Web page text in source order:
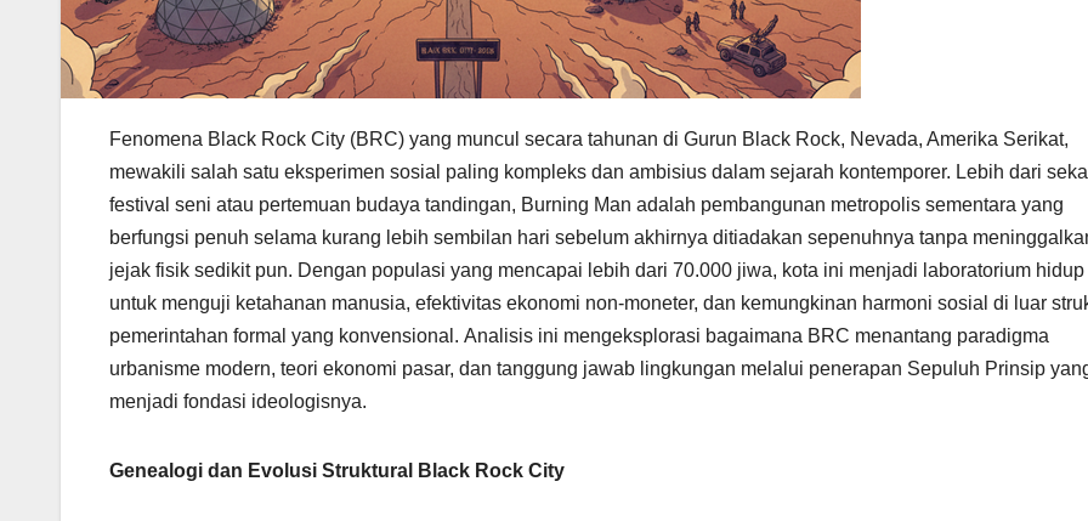
Fenomena Black Rock City (BRC) yang muncul secara tahunan di Gurun Black Rock, Nevada, Amerika Serikat,
mewakili salah satu eksperimen sosial paling kompleks dan ambisius dalam sejarah kontemporer. Lebih dari
festival seni atau pertemuan budaya tandingan, Burning Man adalah pembangunan metropolis sementara yang
berfungsi penuh selama kurang lebih sembilan hari sebelum akhirnya ditiadakan sepenuhnya tanpa
jejak fisik sedikit pun. Dengan populasi yang mencapai lebih dari 70.000 jiwa, kota ini menjadi laboratorium hidup
untuk menguji ketahanan manusia, efektivitas ekonomi non-moneter, dan kemungkinan harmoni sosial di luar
pemerintahan formal yang konvensional. Analisis ini mengeksplorasi bagaimana BRC menantang paradigma
urbanisme modern, teori ekonomi pasar, dan tanggung jawab lingkungan melalui penerapan Sepuluh Prinsip
menjadi fondasi ideologisnya.
Genealogi dan Evolusi Struktural Black Rock City